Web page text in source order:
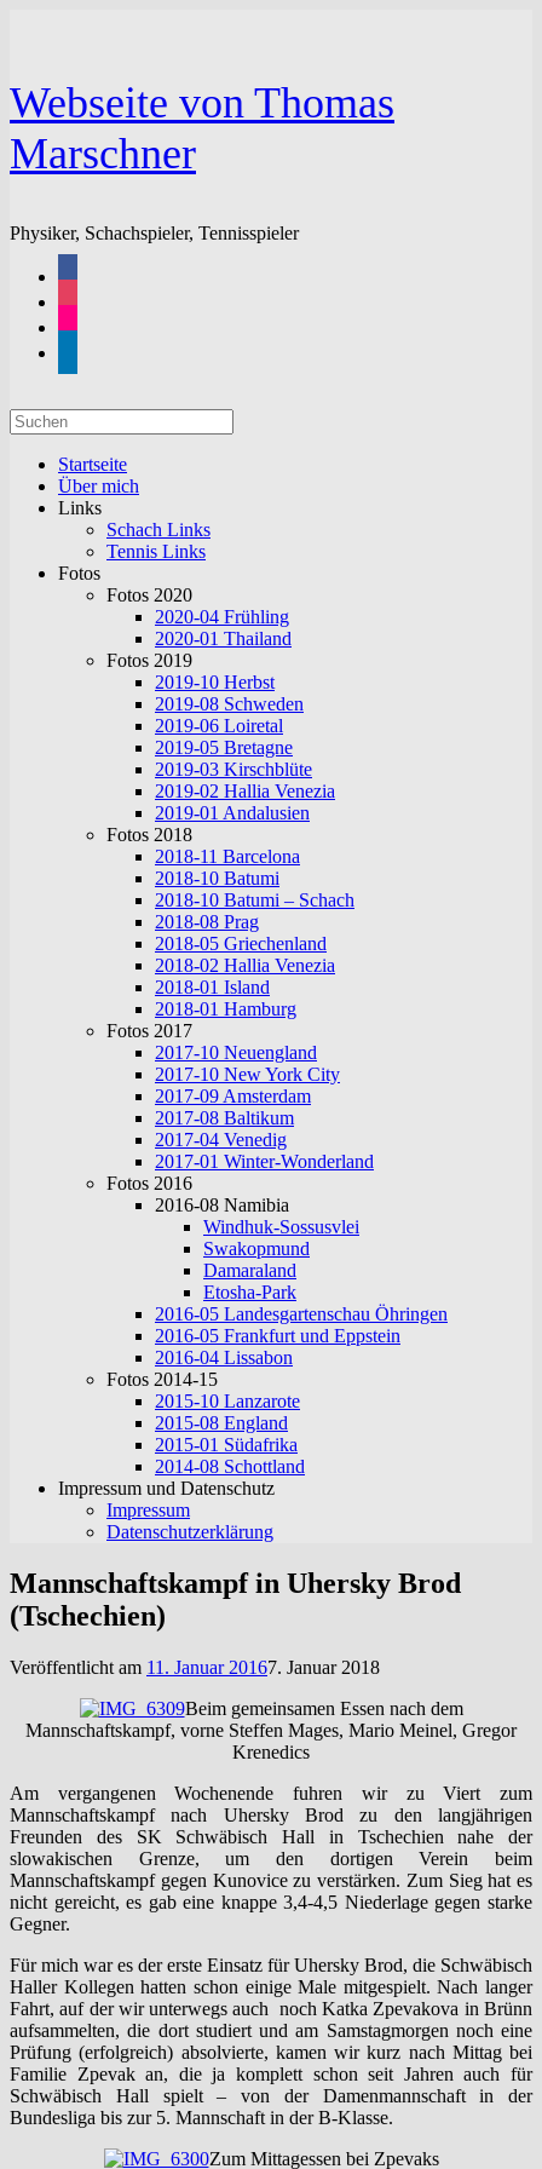
Webseite von Thomas
Marschner
Physiker, Schachspieler, Tennisspieler
Suchen
nach:
Startseite
Über mich
Links
Schach Links
Tennis Links
Fotos
Fotos 2020
2020-04 Frühling
2020-01 Thailand
Fotos 2019
2019-10 Herbst
2019-08 Schweden
2019-06 Loiretal
2019-05 Bretagne
2019-03 Kirschblüte
2019-02 Hallia Venezia
2019-01 Andalusien
Fotos 2018
2018-11 Barcelona
2018-10 Batumi
2018-10 Batumi – Schach
2018-08 Prag
2018-05 Griechenland
2018-02 Hallia Venezia
2018-01 Island
2018-01 Hamburg
Fotos 2017
2017-10 Neuengland
2017-10 New York City
2017-09 Amsterdam
2017-08 Baltikum
2017-04 Venedig
2017-01 Winter-Wonderland
Fotos 2016
2016-08 Namibia
Windhuk-Sossusvlei
Swakopmund
Damaraland
Etosha-Park
2016-05 Landesgartenschau Öhringen
2016-05 Frankfurt und Eppstein
2016-04 Lissabon
Fotos 2014-15
2015-10 Lanzarote
2015-08 England
2015-01 Südafrika
2014-08 Schottland
Impressum und Datenschutz
Impressum
Datenschutzerklärung
Mannschaftskampf in Uhersky Brod
(Tschechien)
Veröffentlicht am 11. Januar 20167. Januar 2018
Beim gemeinsamen Essen nach dem
Mannschaftskampf, vorne Steffen Mages, Mario Meinel, Gregor
Krenedics
Am vergangenen Wochenende fuhren wir zu Viert zum
Mannschaftskampf nach Uhersky Brod zu den langjährigen
Freunden des SK Schwäbisch Hall in Tschechien nahe der
slowakischen Grenze, um den dortigen Verein beim
Mannschaftskampf gegen Kunovice zu verstärken. Zum Sieg hat es
nicht gereicht, es gab eine knappe 3,4-4,5 Niederlage gegen starke
Gegner.
Für mich war es der erste Einsatz für Uhersky Brod, die Schwäbisch
Haller Kollegen hatten schon einige Male mitgespielt. Nach langer
Fahrt, auf der wir unterwegs auch noch Katka Zpevakova in Brünn
aufsammelten, die dort studiert und am Samstagmorgen noch eine
Prüfung (erfolgreich) absolvierte, kamen wir kurz nach Mittag bei
Familie Zpevak an, die ja komplett schon seit Jahren auch für
Schwäbisch Hall spielt – von der Damenmannschaft in der
Bundesliga bis zur 5. Mannschaft in der B-Klasse.
Zum Mittagessen bei Zpevaks